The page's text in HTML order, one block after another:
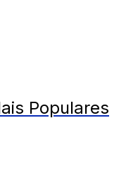
Populares